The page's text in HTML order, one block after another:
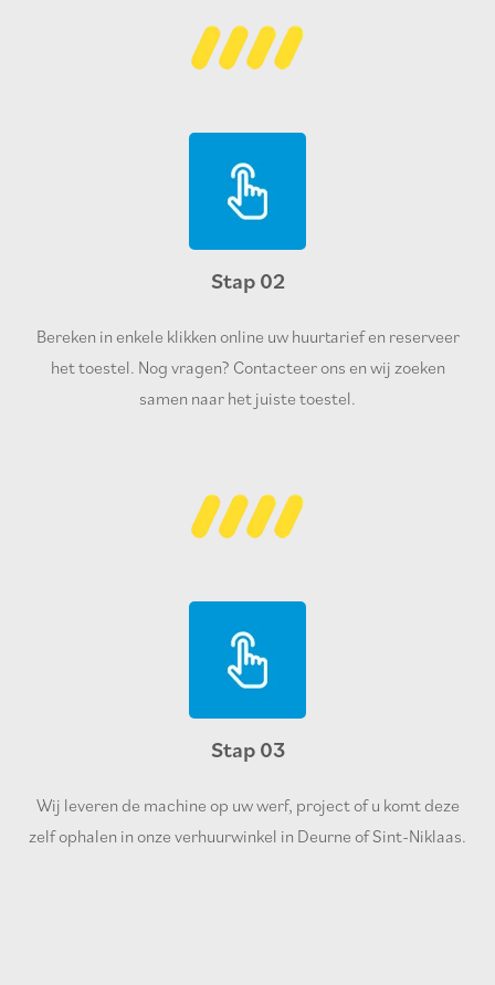
Stap 02
Bereken in enkele klikken online uw huurtarief en reserveer
het toestel. Nog vragen? Contacteer ons en wij zoeken
samen naar het juiste toestel.
Stap 03
Wij leveren de machine op uw werf, project of u komt deze
zelf ophalen in onze verhuurwinkel in Deurne of Sint-Niklaas.